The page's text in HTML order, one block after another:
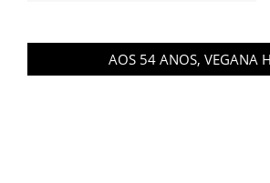
AOS 54 ANOS, VEGANA